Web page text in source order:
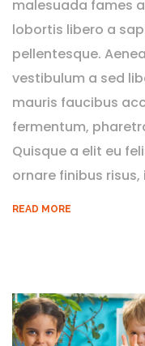
malesuada fames
lobortis libero a
pellentesque.
vestibulum a sed
mauris faucibus
fermentum,
Quisque a elit eu
ornare finibus
READ MORE